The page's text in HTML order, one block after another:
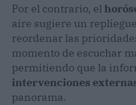
Por el contrario, el
aire sugiere un
reordenar las
momento de escuchar
permitiendo que la
intervenciones
panorama.